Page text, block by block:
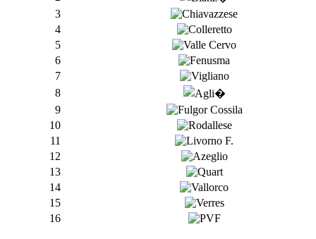
3
4
5
6
7
8
9
10
11
12
13
14
15
16